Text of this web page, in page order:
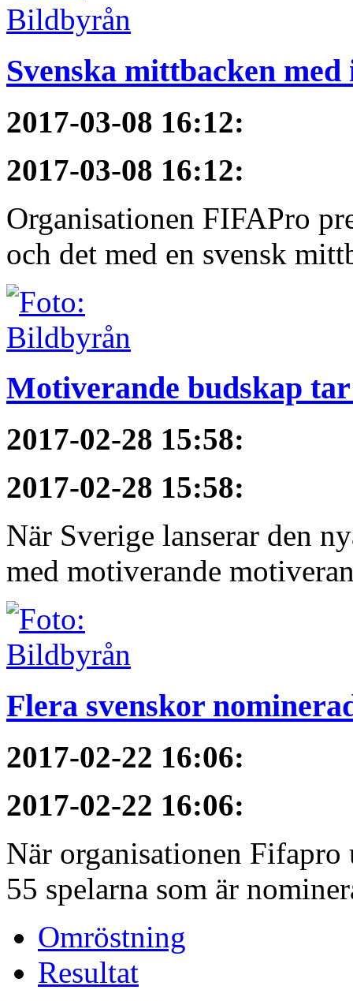
Svenska mittbacken
2017-03-08 16:12:
2017-03-08 16:12:
Organisationen FIFAPro
och det med en svensk
Motiverande budskap
2017-02-28 15:58:
2017-02-28 15:58:
När Sverige lanserar den
med motiverande
Flera svenskor
2017-02-22 16:06:
2017-02-22 16:06:
När organisationen Fifapro
55 spelarna som är
Omröstning
Resultat